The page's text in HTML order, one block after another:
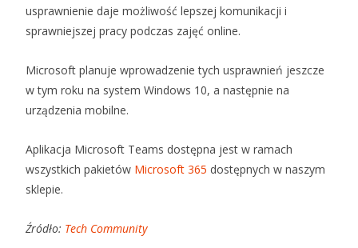
usprawnienie daje możliwość lepszej komunikacji i
sprawniejszej pracy podczas zajęć online.
Microsoft planuje wprowadzenie tych usprawnień jeszcze
w tym roku na system Windows 10, a następnie na
urządzenia mobilne.
Aplikacja Microsoft Teams dostępna jest w ramach
wszystkich pakietów Microsoft 365 dostępnych w naszym
sklepie.
Źródło: Tech Community